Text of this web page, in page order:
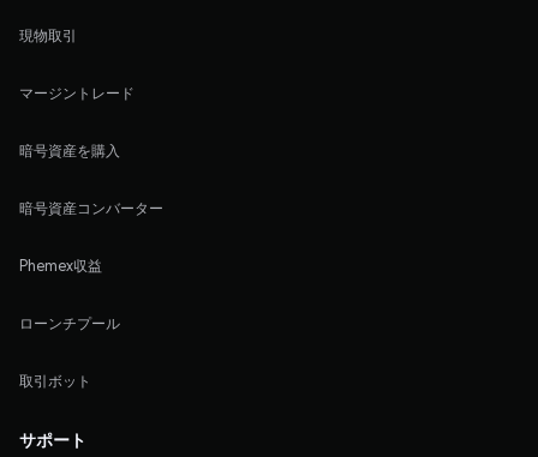
現物取引
マージントレード
暗号資産を購入
暗号資産コンバーター
Phemex収益
ローンチプール
取引ボット
サポート